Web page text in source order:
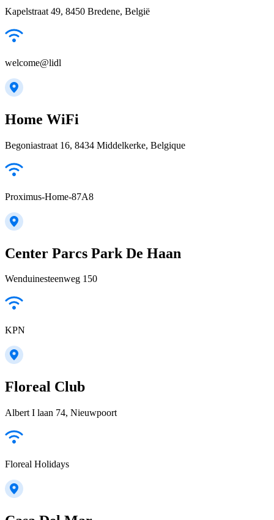
Kapelstraat 49, 8450 Bredene, België
welcome@lidl
Home WiFi
Begoniastraat 16, 8434 Middelkerke, Belgique
Proximus-Home-87A8
Center Parcs Park De Haan
Wenduinesteenweg 150
KPN
Floreal Club
Albert I laan 74, Nieuwpoort
Floreal Holidays